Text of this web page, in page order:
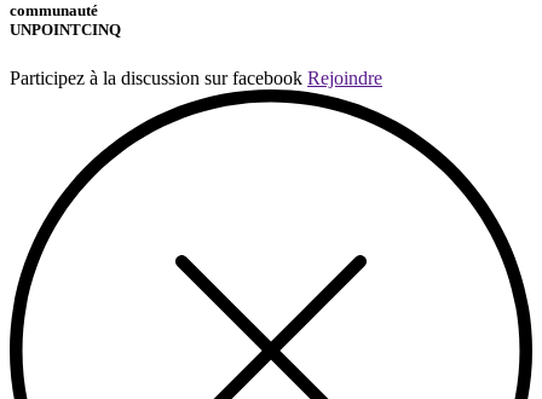
communauté
UNPOINTCINQ
Participez à la discussion sur facebook Rejoindre